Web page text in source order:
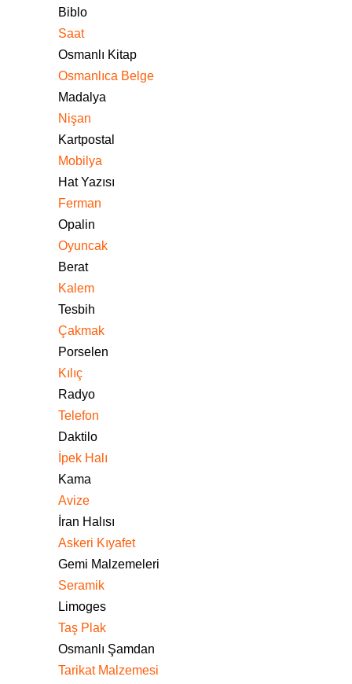
Biblo
Saat
Osmanlı Kitap
Osmanlıca Belge
Madalya
Nişan
Kartpostal
Mobilya
Hat Yazısı
Ferman
Opalin
Oyuncak
Berat
Kalem
Tesbih
Çakmak
Porselen
Kılıç
Radyo
Telefon
Daktilo
İpek Halı
Kama
Avize
İran Halısı
Askeri Kıyafet
Gemi Malzemeleri
Seramik
Limoges
Taş Plak
Osmanlı Şamdan
Tarikat Malzemesi